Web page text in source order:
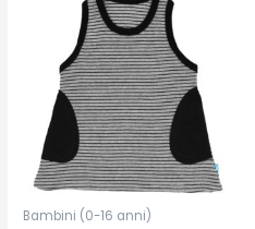
Bambini (0-16 anni)